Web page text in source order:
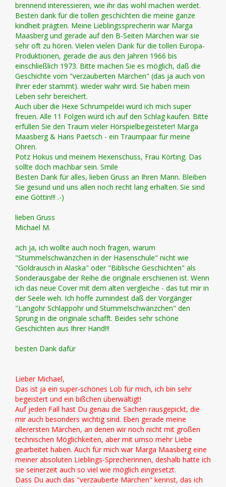
brennend interessieren, wie ihr das wohl machen werdet.
Besten dank für die tollen geschichten die meine ganze
kindheit prägten. Meine Lieblingssprecherin war Marga
Maasberg und gerade auf den B-Seiten Märchen war sie
sehr oft zu hören. Vielen vielen Dank für die tollen Europa-
Produktionen, gerade die aus den Jahren 1966 bis
einschließlich 1973. Bitte machen Sie es möglich, daß die
Geschichte vom "verzauberten Märchen" (das ja auch von
Ihrer eder stammt). wieder wahr wird. Sie haben mein
Leben sehr bereichert.
Auch über die Hexe Schrumpeldei würd ich mich super
freuen. Alle 11 Folgen würd ich auf den Schlag kaufen. Bitte
erfüllen Sie den Traum vieler Hörspielbegeisteter! Marga
Maasberg & Hans Paetsch - ein Traumpaar für meine
Ohren.
Potz Hokus und meinem Hexenschuss, Frau Körting. Das
sollte doch machbar sein. Smile
Besten Dank für alles, lieben Gruss an Ihren Mann. Bleiben
Sie gesund und uns allen noch recht lang erhalten. Sie sind
eine Göttin!!! .-)
lieben Gruss
Michael M.
ach ja, ich wollte auch noch fragen, warum
"Stummelschwänzchen in der Hasenschule" nicht wie
"Goldrausch in Alaska" oder "Biblische Geschichten" als
Sonderausgabe der Reihe die originale erschienen ist. Wenn
ich das neue Cover mit dem alten vergleiche - das tut mir in
der Seele weh. Ich hoffe zumindest daß der Vorgänger
"Langohr Schlappohr und Stummelschwänzchen" den
Sprung in die originale schafft. Beides sehr schöne
Geschichten aus Ihrer Hand!!!
besten Dank dafür
Lieber Michael,
Das ist ja ein super-schönes Lob für mich, ich bin sehr
begeistert und ein bißchen überwältigt!
Auf jeden Fall hast Du genau die Sachen rausgepickt, die
mir auch besonders wichtig sind. Eben gerade meine
allerersten Märchen, an denen wir noch nicht mit großen
technischen Möglichkeiten, aber mit umso mehr Liebe
gearbeitet haben. Auch für mich war Marga Maasberg eine
meiner absoluten Lieblings-Sprecherinnen, deshalb hatte ich
sie seinerzeit auch so viel wie möglich eingesetzt.
Dass Du auch das "verzauberte Märchen" kennst, das ich